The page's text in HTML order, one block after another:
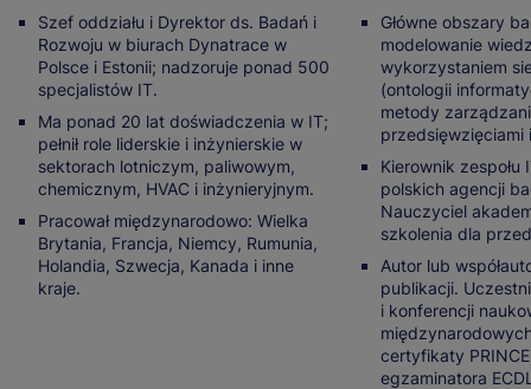
Szef oddziału i Dyrektor ds. Badań i
Rozwoju w biurach Dynatrace w
Polsce i Estonii; nadzoruje ponad 500
specjalistów IT.
Ma ponad 20 lat doświadczenia w IT;
pełnił role liderskie i inżynierskie w
sektorach lotniczym, paliwowym,
chemicznym, HVAC i inżynieryjnym.
Pracował międzynarodowo: Wielka
Brytania, Francja, Niemcy, Rumunia,
Holandia, Szwecja, Kanada i inne
kraje.
Główne obszary
modelowanie
wykorzystaniem
(ontologii
metody
przedsięwzięciami
Kierownik zespołu
polskich agencji
Nauczyciel
szkolenia dla
Autor lub
publikacji.
i konferencji
certyfikaty
egzaminatora